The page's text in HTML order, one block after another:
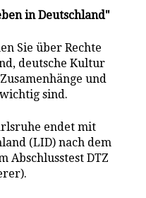
in Deutschland"
Sie über Rechte
deutsche Kultur
und
sind.
endet mit
(LID) nach dem
Abschlusstest DTZ